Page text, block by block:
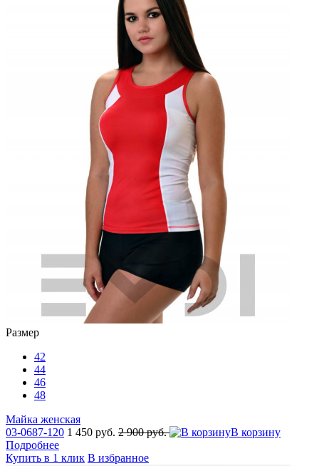
Размер
42
44
46
48
Майка женская
03-0687-120 1 450 руб. 2 900 руб.
В корзину
Подробнее
Купить в 1 клик В избранное